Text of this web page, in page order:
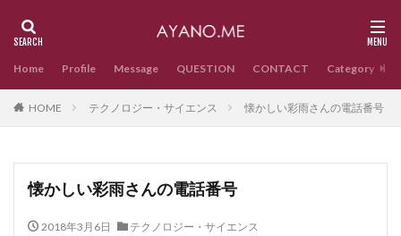
Home Profile Message QUESTION CONTACT Category
HOME テクノロジー・サイエンス 懐かしい彩雨さんの電話番号
懐かしい彩雨さんの電話番号
2018年3月6日 テクノロジー・サイエンス